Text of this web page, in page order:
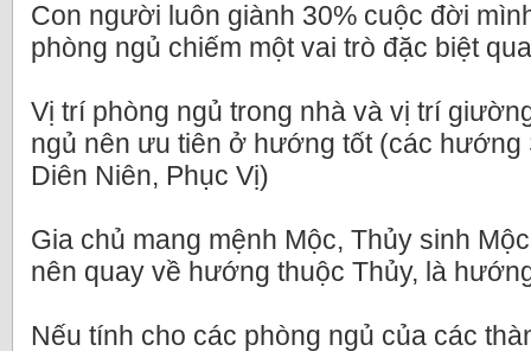
Con người luôn giành 30% cuộc đời
phòng ngủ chiếm một vai trò đặc biệt
Vị trí phòng ngủ trong nhà và vị trí
ngủ nên ưu tiên ở hướng tốt (các hướng
Diên Niên, Phục Vị)
Gia chủ mang mệnh Mộc, Thủy sinh
nên quay về hướng thuộc Thủy, là
Nếu tính cho các phòng ngủ của các